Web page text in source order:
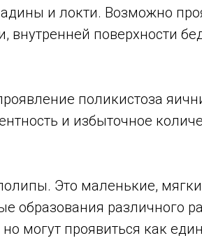
и локти. Возможно
внутренней поверхности
поликистоза
и избыточное
Это маленькие,
образования различного
могут проявиться как